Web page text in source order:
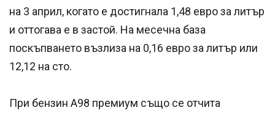
на 3 април, когато е достигнала 1,48 евро за литър
и оттогава е в застой. На месечна база
поскъпването възлиза на 0,16 евро за литър или
12,12 на сто.
При бензин А98 премиум също се отчита